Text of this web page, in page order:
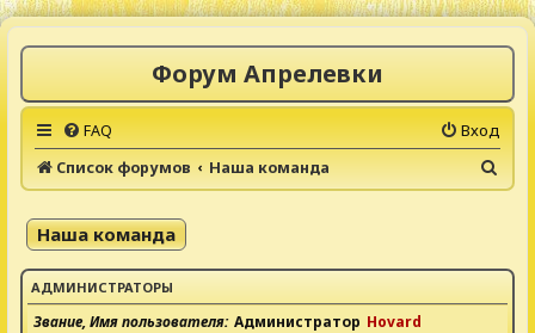
Форум Апрелевки
FAQ
Вход
Список форумов
Наша команда
о
Наша команда
АДМИНИСТРАТОРЫ
Звание, Имя пользователя Администратор Hovard